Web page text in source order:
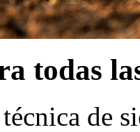
todas
de